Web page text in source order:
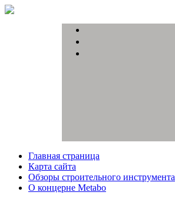
Главная страница
Карта сайта
Обзоры строительного инструмента
О концерне Metabo